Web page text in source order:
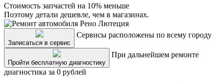
Стоимость запчастей на 10% меньше
Поэтому детали дешевле, чем в магазинах.
Записаться в сервис
Сервисы расположены по всему городу
Пройти бесплатную диагностику
При дальнейшем ремонте
диагностика за 0 рублей